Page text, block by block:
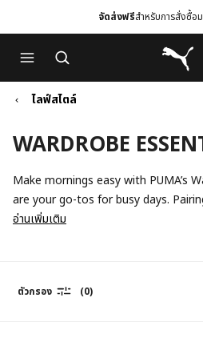
to
Main
content
to
Footer
Content
จัดส่งฟรีสำหรับการสั่งซื้อ
Puma โฮม
ไลฟ์สไตล์
WARDROBE
Make mornings easy with PUMA’s
are your go-tos for busy days.
อ่านเพิ่มเติม
ตัวกรอง (0)